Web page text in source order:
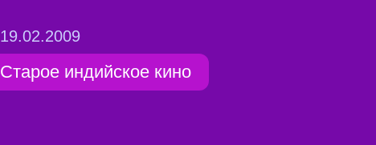
19.02.2009
Старое индийское кино